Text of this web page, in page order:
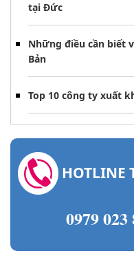
tại Đức
Những điều cần biết
Bản
Top 10 công ty xuất
HOTLINE
0979 023